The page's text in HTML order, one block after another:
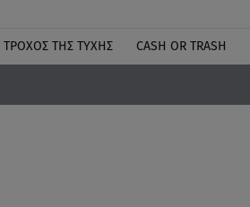
ΤΡΟΧΌΣ ΤΗΣ ΤΎΧΗΣ CASH OR TRASH